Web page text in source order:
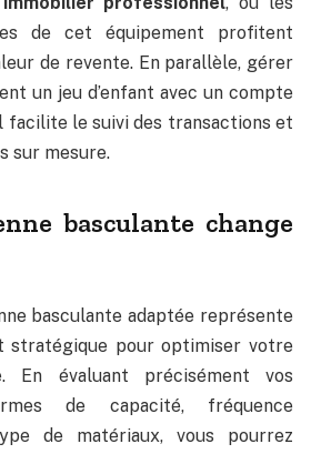
de cet équipement profitent
de revente. En parallèle, gérer
un jeu d’enfant avec un compte
facilite le suivi des transactions et
sur mesure.
basculante change
basculante adaptée représente
stratégique pour optimiser votre
En évaluant précisément vos
de capacité, fréquence
de matériaux, vous pourrez